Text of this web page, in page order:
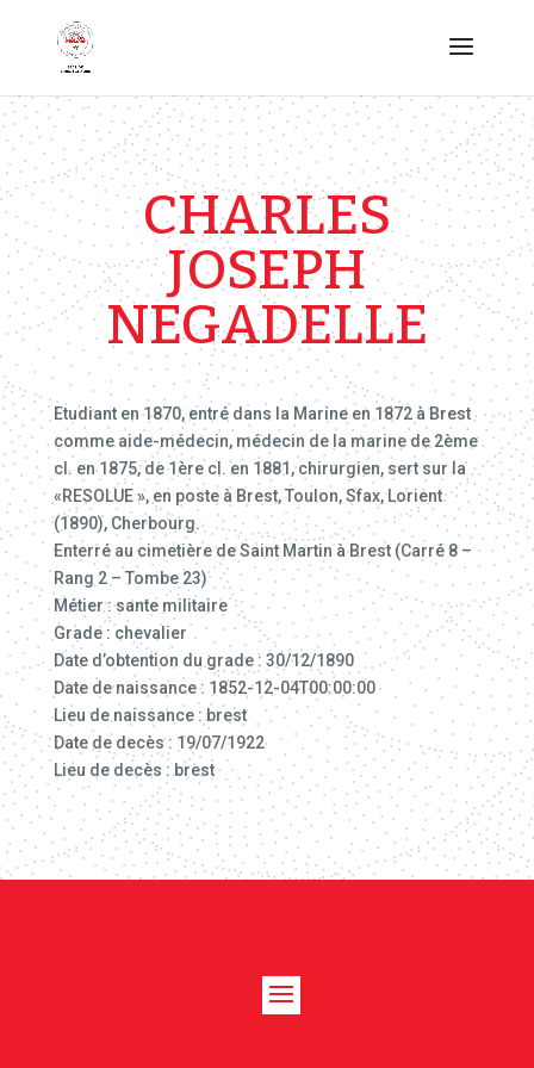
CHARLES
JOSEPH
NEGADELLE
Etudiant en 1870, entré dans la Marine en 1872 à Brest
comme aide-médecin, médecin de la marine de 2ème
cl. en 1875, de 1ère cl. en 1881, chirurgien, sert sur la
«RESOLUE », en poste à Brest, Toulon, Sfax, Lorient
(1890), Cherbourg.
Enterré au cimetière de Saint Martin à Brest (Carré 8 –
Rang 2 – Tombe 23)
Métier : sante militaire
Grade : chevalier
Date d’obtention du grade : 30/12/1890
Date de naissance : 1852-12-04T00:00:00
Lieu de naissance : brest
Date de decès : 19/07/1922
Lieu de decès : brest